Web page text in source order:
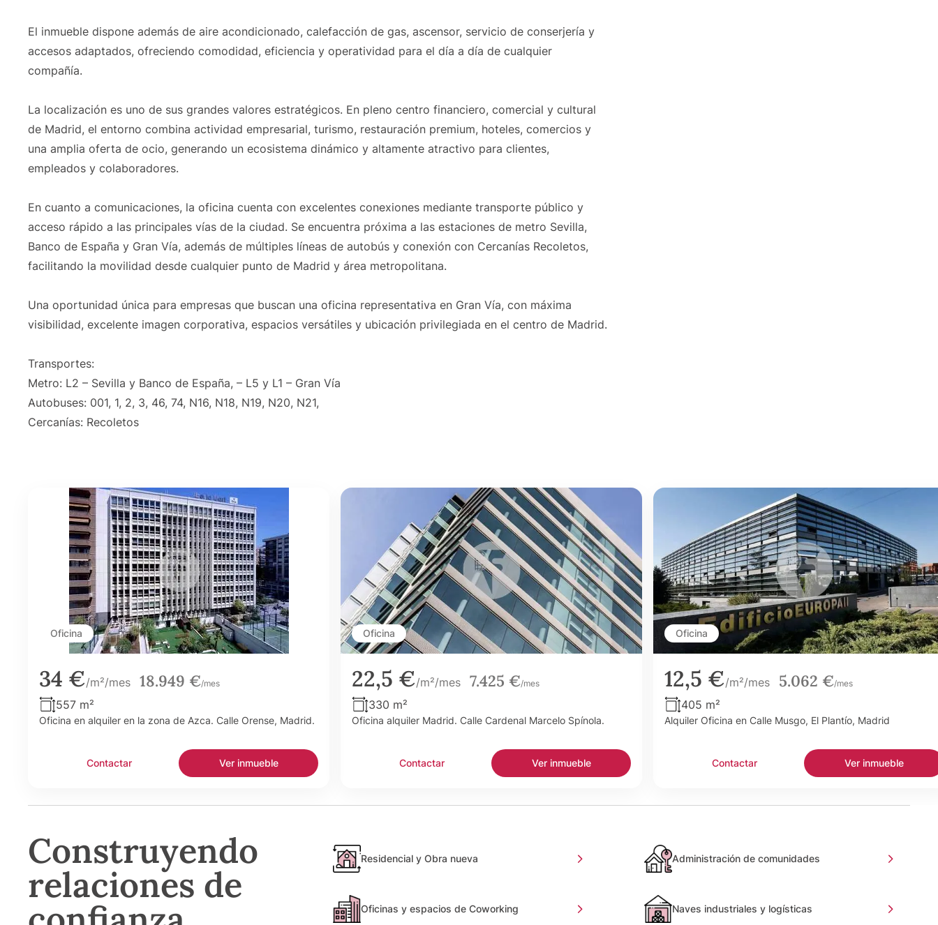
El inmueble dispone además de aire acondicionado, calefacción de gas, ascensor, servicio de conserjería y
accesos adaptados, ofreciendo comodidad, eficiencia y operatividad para el día a día de cualquier
compañía.
La localización es uno de sus grandes valores estratégicos. En pleno centro financiero, comercial y cultural
de Madrid, el entorno combina actividad empresarial, turismo, restauración premium, hoteles, comercios y
una amplia oferta de ocio, generando un ecosistema dinámico y altamente atractivo para clientes,
empleados y colaboradores.
En cuanto a comunicaciones, la oficina cuenta con excelentes conexiones mediante transporte público y
acceso rápido a las principales vías de la ciudad. Se encuentra próxima a las estaciones de metro Sevilla,
Banco de España y Gran Vía, además de múltiples líneas de autobús y conexión con Cercanías Recoletos,
facilitando la movilidad desde cualquier punto de Madrid y área metropolitana.
Una oportunidad única para empresas que buscan una oficina representativa en Gran Vía, con máxima
visibilidad, excelente imagen corporativa, espacios versátiles y ubicación privilegiada en el centro de Madrid.
Transportes:
Metro: L2 – Sevilla y Banco de España, – L5 y L1 – Gran Vía
Autobuses: 001, 1, 2, 3, 46, 74, N16, N18, N19, N20, N21,
Cercanías: Recoletos
Oficina
34 €/m²/mes 18.949 €/mes
557 m²
Oficina en alquiler en la zona de Azca. Calle Orense, Madrid.
Contactar Ver inmueble
Oficina
22,5 €/m²/mes 7.425 €/mes
330 m²
Oficina alquiler Madrid. Calle Cardenal Marcelo Spínola.
Contactar Ver inmueble
Oficina
12,5 €/m²/mes 5.062 €/mes
405 m²
Alquiler Oficina en Calle Musgo, El Plantío, Madrid
Contactar Ver inmueble
Construyendo
relaciones de
Residencial y Obra nueva Administración de comunidades
Oficinas y espacios de Coworking Naves industriales y logísticas